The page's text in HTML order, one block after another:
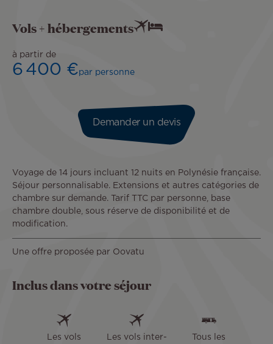
Vols + hébergements
à partir de
6 400 €par personne
Voyage de 14 jours incluant 12 nuits en Polynésie française.
Séjour personnalisable. Extensions et autres catégories de
chambre sur demande. Tarif TTC par personne, base
chambre double, sous réserve de disponibilité et de
modification.
Une offre proposée par Oovatu
Demander un devis
Inclus dans votre séjour
Les vols
Les vols inter-
Tous les